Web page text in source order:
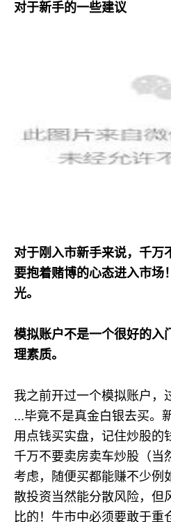
对于新手的一些建议
对于刚入市新手来说，千万
要抱着赌博的心态进入市场
光。
模拟账户不是一个很好的入
理素质。
我之前开过一个模拟账户，
...毕竟不是真金白银去买。
用点钱买实盘，记住炒股的
千万不要卖房卖车炒股（当
考虑，随便买都能赚不少例
散投资当然能分散风险，但
比的！牛市中必须要敢于重